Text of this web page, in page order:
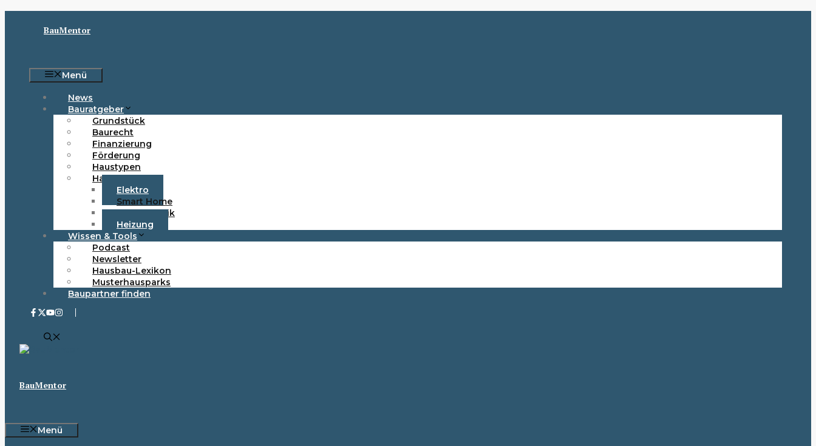
BauMentor
Menü
News
Bauratgeber
Grundstück
Baurecht
Finanzierung
Förderung
Haustypen
Haustechnik
Elektro
Smart Home
Photovoltaik
Heizung
Wissen & Tools
Podcast
Newsletter
Hausbau-Lexikon
Musterhausparks
Baupartner finden
BauMentor
Menü